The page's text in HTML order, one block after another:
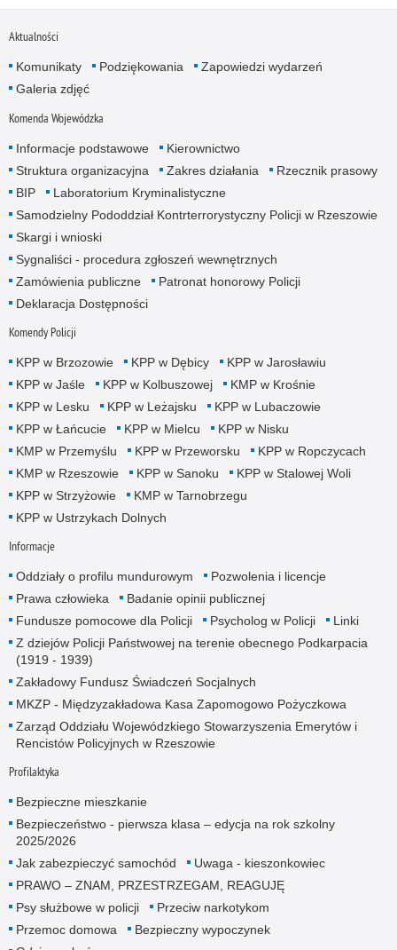
Aktualności
Komunikaty Podziękowania
Zapowiedzi wydarzeń
Galeria zdjęć
Komenda Wojewódzka
Informacje podstawowe
Kierownictwo
Struktura organizacyjna
Zakres działania
Rzecznik prasowy
BIP
Laboratorium Kryminalistyczne
Samodzielny Pododdział Kontrterrorystyczny Policji w Rzeszowie
Skargi i wnioski
Sygnaliści - procedura zgłoszeń wewnętrznych
Zamówienia publiczne
Patronat honorowy Policji
Deklaracja Dostępności
Komendy Policji
KPP w Brzozowie KPP w Dębicy
KPP w Jarosławiu
KPP w Jaśle
KPP w Kolbuszowej
KMP w Krośnie
KPP w Lesku
KPP w Leżajsku
KPP w Lubaczowie
KPP w Łańcucie
KPP w Mielcu
KPP w Nisku
KMP w Przemyślu
KPP w Przeworsku
KPP w Ropczycach
KMP w Rzeszowie
KPP w Sanoku
KPP w Stalowej Woli
KPP w Strzyżowie
KMP w Tarnobrzegu
KPP w Ustrzykach Dolnych
Informacje
Oddziały o profilu mundurowym
Pozwolenia i licencje
Prawa człowieka
Badanie opinii publicznej
Fundusze pomocowe dla Policji
Psycholog w Policji
Linki
Z dziejów Policji Państwowej na terenie obecnego Podkarpacia
(1919 - 1939)
Zakładowy Fundusz Świadczeń Socjalnych
MKZP - Międzyzakładowa Kasa Zapomogowo Pożyczkowa
Zarząd Oddziału Wojewódzkiego Stowarzyszenia Emerytów i
Rencistów Policyjnych w Rzeszowie
Profilaktyka
Bezpieczne mieszkanie
Bezpieczeństwo - pierwsza klasa – edycja na rok szkolny
2025/2026
Jak zabezpieczyć samochód
Uwaga - kieszonkowiec
PRAWO – ZNAM, PRZESTRZEGAM, REAGUJĘ
Psy służbowe w policji
Przeciw narkotykom
Przemoc domowa
Bezpieczny wypoczynek